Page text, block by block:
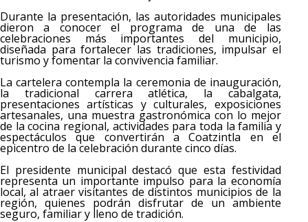
Durante la presentación, las autoridades municipales
dieron a conocer el programa de una de las
celebraciones más importantes del municipio,
diseñada para fortalecer las tradiciones, impulsar el
turismo y fomentar la convivencia familiar.
La cartelera contempla la ceremonia de inauguración,
la tradicional carrera atlética, la cabalgata,
presentaciones artísticas y culturales, exposiciones
artesanales, una muestra gastronómica con lo mejor
de la cocina regional, actividades para toda la familia y
espectáculos que convertirán a Coatzintla en el
epicentro de la celebración durante cinco días.
El presidente municipal destacó que esta festividad
representa un importante impulso para la economía
local, al atraer visitantes de distintos municipios de la
región, quienes podrán disfrutar de un ambiente
seguro, familiar y lleno de tradición.